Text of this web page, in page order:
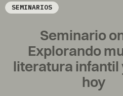
SEMINARIOS
Seminario
Explorando
literatura infantil
hoy